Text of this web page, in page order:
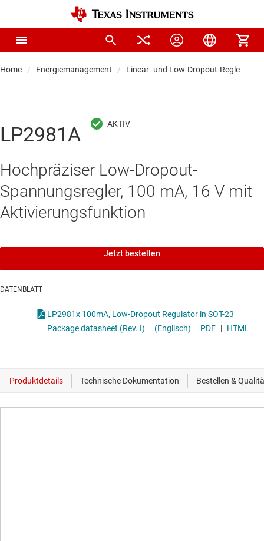
Home Energiemanagement Linear- und Low-Dropout-Regler
LP2981A
Hochpräziser Low-Dropout-
Spannungsregler, 100 mA, 16 V mit
Aktivierungsfunktion
Jetzt bestellen
DATENBLATT
LP2981x 100mA, Low-Dropout Regulator in SOT-23
Package datasheet (Rev. I)
(Englisch) PDF | HTML